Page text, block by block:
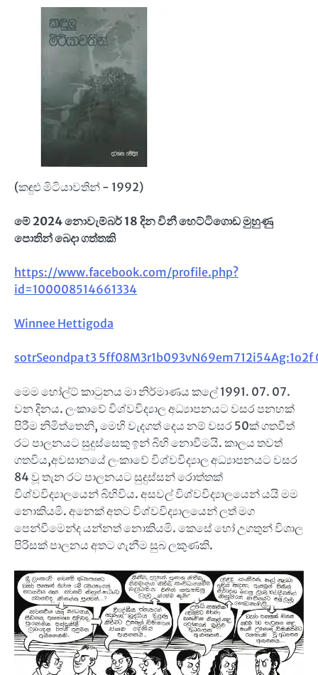
(කඳුළු මිටියාවතින් - 1992)
මේ 2024 නොවැම්බර් 18 දින විනී හෙට්ටිගොඩ මුහුණු
පොතින් බෙදා ගත්තකි
https://www.facebook.com/profile.php?
id=100008514661334
Winnee Hettigoda
sotrSeondpa t3 5ff08M3r1b093vN69em712i54Ag:1o2f
මෙම හෝල්ට් කාටුනය මා නිර්මාණය කලේ 1991. 07. 07.
වන දිනය. ලංකාවේ විශ්වවිද්‍යාල අධ්‍යාපනයට වසර පනහක්
පිරීම නිමිත්තෙනි, මෙහි වැදගත් දෙය නම් වසර 50ක් ගතවීත්
රට පාලනයට සුදුස්සෙකු ඉන් බිහි නොවීමයි. කාලය තවත්
ගතවිය,අවසානයේ ලංකාවේ විශ්වවිද්‍යාල අධ්‍යාපනයට වසර
84 වූ තැන රට පාලනයට සුදුස්සන් රොත්තක්
විශ්වවිද්‍යාලයෙන් බිහිවිය. අසවල් විශ්වවිද්‍යාලයෙන් යයි මම
නොකියමි. අනෙක් අතට විශ්වවිද්‍යාලයෙන් ලත් මග
පෙන්වීමෙන්ද යන්නත් නොකියමි. කෙසේ හෝ උගතුන් විශාල
පිරිසක් පාලනය අතට ගැනීම සුබ ලකුණකි.